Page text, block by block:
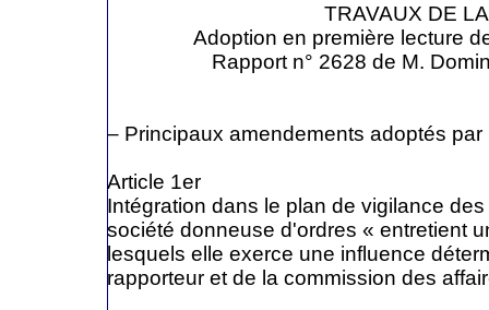
TRAVAUX DE
Adoption en première lecture
Rapport n° 2628 de M.
– Principaux amendements adoptés
Article 1er
Intégration dans le plan de vigilance
société donneuse d'ordres « entretient
lesquels elle exerce une influence
rapporteur et de la commission des